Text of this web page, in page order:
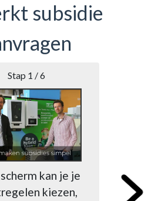
subsidie
Stap 1 / 6
kan je je
kiezen,